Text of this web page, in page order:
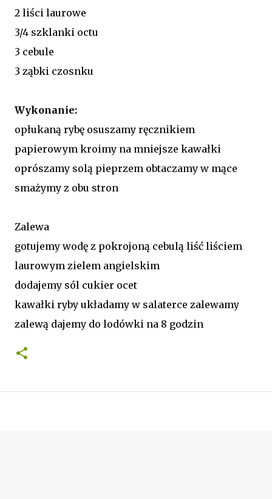
2 liści laurowe
3/4 szklanki octu
3 cebule
3 ząbki czosnku
Wykonanie:
opłukaną rybę osuszamy ręcznikiem
papierowym kroimy na mniejsze kawałki
oprószamy solą pieprzem obtaczamy w mące
smażymy z obu stron
Zalewa
gotujemy wodę z pokrojoną cebulą liść liściem
laurowym zielem angielskim
dodajemy sól cukier ocet
kawałki ryby układamy w salaterce zalewamy
zalewą dajemy do lodówki na 8 godzin